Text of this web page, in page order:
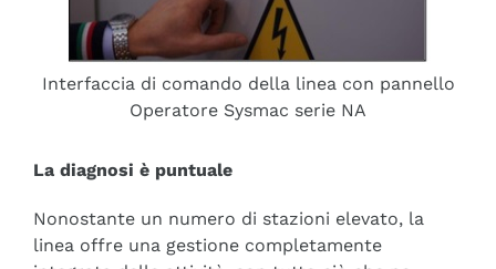
Interfaccia di comando della linea con pannello
Operatore Sysmac serie NA
La diagnosi è puntuale
Nonostante un numero di stazioni elevato, la
linea offre una gestione completamente